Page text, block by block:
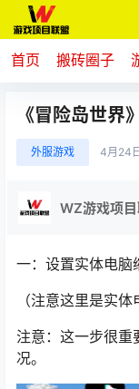
首页 搬砖圈子
《冒险岛世界
外服游戏 4月24日
WZ游戏项
一：设置实体电脑
（注意这里是实
注意：这一步很重
况。